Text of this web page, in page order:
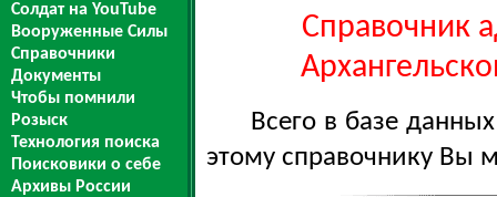
Солдат на YouTube
Вооруженные Силы
Справочники
Документы
Чтобы помнили
Розыск
Технология поиска
Поисковики о себе
Архивы России
Справочник
Всего в базе
этому справочнику Вы